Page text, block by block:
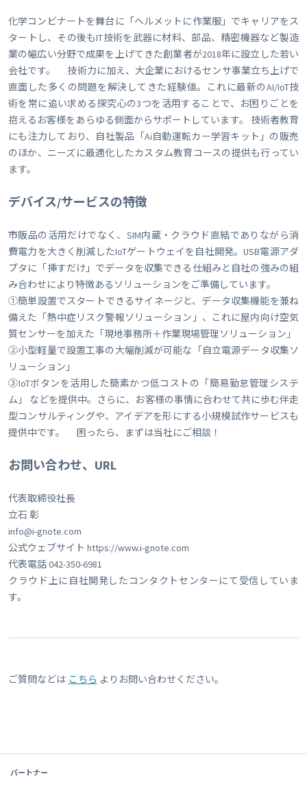
化学コンビナートを舞台に「ヘルメットに作業服」でキャリアをス
タートし、その後もIT技術を武器に材料、部品、精密機器など製造
業の幅広い分野で成果を上げてきた創業者が2018年に設立した若い
会社です。 技術力に加え、大企業におけるセンサ事業立ち上げで
直面した多くの問題を解決してきた経験値。これに最新のAI/IoT技
術を常に追い求める探究心の3つを活用することで、お困りごとを
抱えるお客様をあらゆる側面からサポートしています。 技術者教育
にも注力しており、自社製品「Ai自動運転カー学習キット」の販売
のほか、ニーズに最適化したカスタム教育コースの提供も行ってい
ます。
デバイス/サービスの特徴
市販品の活用だけでなく、SIM内蔵・クラウド直結でありながら消
費電力を大きく削減したIoTゲートウェイを自社開発。USB電源アダ
プタに「挿すだけ」でデータを収集できる仕組みと自社の強みの組
み合わせにより特徴あるソリューションをご準備しています。
①簡単設置でスタートできるサイネージと、データ収集機能を兼ね
備えた「熱中症リスク警報ソリューション」、これに屋内向け空気
質センサーを加えた「現地事務所＋作業現場管理ソリューション」
②小型軽量で設置工事の大幅削減が可能な「自立電源データ収集ソ
リューション」
③IoTボタンを活用した簡素かつ低コストの「簡易勤怠管理システ
ム」 などを提供中。さらに、お客様の事情に合わせて共に歩む伴走
型コンサルティングや、アイデアを形にする小規模試作サービスも
提供中です。 困ったら、まずは当社にご相談！
お問い合わせ、URL
代表取締役社長
立石 彰
info@i-gnote.com
公式ウェブサイト https://www.i-gnote.com
代表電話 042-350-6981
クラウド上に自社開発したコンタクトセンターにて受信していま
す。
ご質問などは こちら よりお問い合わせください。
パートナー